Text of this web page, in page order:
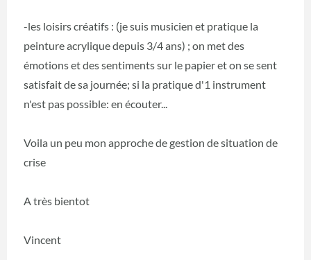
-les loisirs créatifs : (je suis musicien et pratique la
peinture acrylique depuis 3/4 ans) ; on met des
émotions et des sentiments sur le papier et on se sent
satisfait de sa journée; si la pratique d'1 instrument
n'est pas possible: en écouter...
Voila un peu mon approche de gestion de situation de
crise
A très bientot
Vincent